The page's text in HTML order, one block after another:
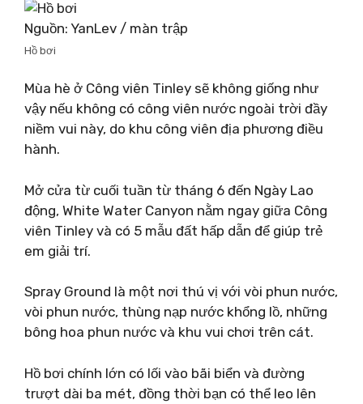
Nguồn: YanLev / màn trập
Hồ bơi
Mùa hè ở Công viên Tinley sẽ không giống như
vậy nếu không có công viên nước ngoài trời đầy
niềm vui này, do khu công viên địa phương điều
hành.
Mở cửa từ cuối tuần từ tháng 6 đến Ngày Lao
động, White Water Canyon nằm ngay giữa Công
viên Tinley và có 5 mẫu đất hấp dẫn để giúp trẻ
em giải trí.
Spray Ground là một nơi thú vị với vòi phun nước,
vòi phun nước, thùng nạp nước khổng lồ, những
bông hoa phun nước và khu vui chơi trên cát.
Hồ bơi chính lớn có lối vào bãi biển và đường
trượt dài ba mét, đồng thời bạn có thể leo lên